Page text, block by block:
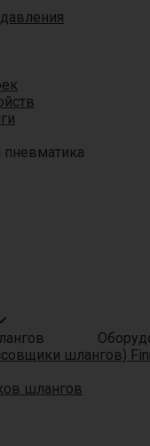
шлангов)
шлангов